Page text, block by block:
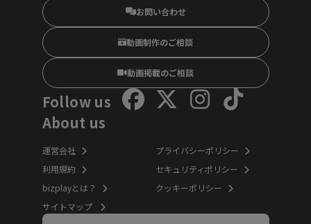
お問い合わせ
動画制作のご相談
動画掲載のご相談
Follow us
About us
運営会社
利用規約
bizplayとは？
サイトマップ
プライバシーポリシー
セキュリティポリシー
クッキーポリシー